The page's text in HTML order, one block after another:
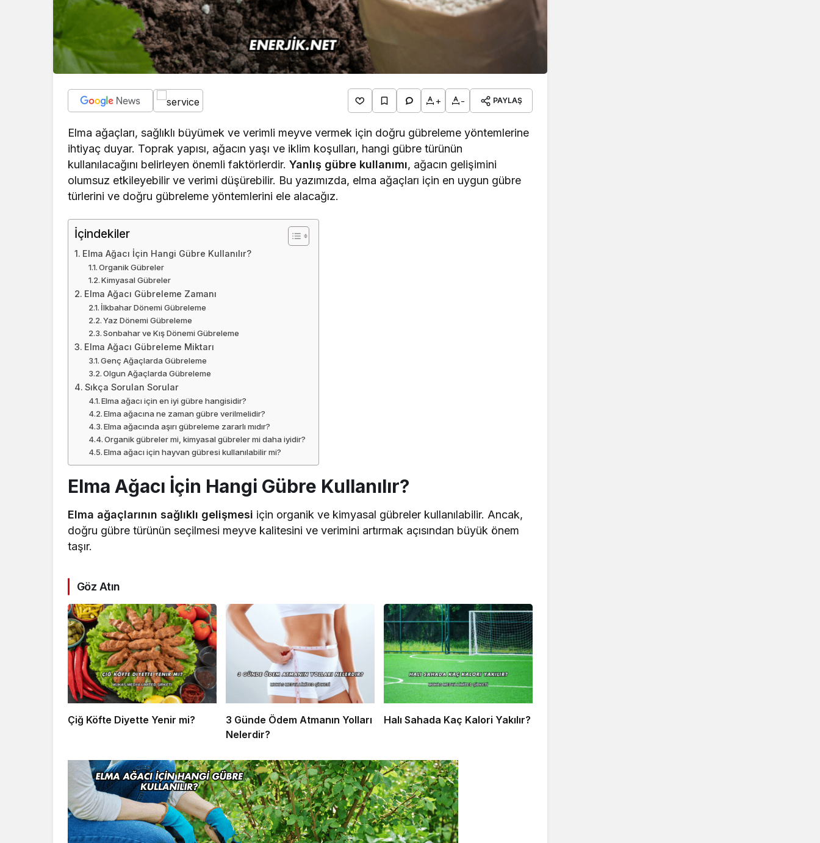
+ - PAYLAŞ
Elma ağaçları, sağlıklı büyümek ve verimli meyve vermek için doğru gübreleme yöntemlerine
ihtiyaç duyar. Toprak yapısı, ağacın yaşı ve iklim koşulları, hangi gübre türünün
kullanılacağını belirleyen önemli faktörlerdir.Yanlış gübre kullanımı, ağacın gelişimini
olumsuz etkileyebilir ve verimi düşürebilir. Bu yazımızda, elma ağaçları için en uygun gübre
türlerini ve doğru gübreleme yöntemlerini ele alacağız.
İçindekiler
Elma Ağacı İçin Hangi Gübre Kullanılır?
Organik Gübreler
Kimyasal Gübreler
Elma Ağacı Gübreleme Zamanı
İlkbahar Dönemi Gübreleme
Yaz Dönemi Gübreleme
Sonbahar ve Kış Dönemi Gübreleme
Elma Ağacı Gübreleme Miktarı
Genç Ağaçlarda Gübreleme
Olgun Ağaçlarda Gübreleme
Sıkça Sorulan Sorular
Elma ağacı için en iyi gübre hangisidir?
Elma ağacına ne zaman gübre verilmelidir?
Elma ağacında aşırı gübreleme zararlı mıdır?
Organik gübreler mi, kimyasal gübreler mi daha iyidir?
Elma ağacı için hayvan gübresi kullanılabilir mi?
Elma Ağacı İçin Hangi Gübre Kullanılır?
Elma ağaçlarının sağlıklı gelişmesi için organik ve kimyasal gübreler kullanılabilir. Ancak,
doğru gübre türünün seçilmesi meyve kalitesini ve verimini artırmak açısından büyük önem
taşır.
Göz Atın
Çiğ Köfte Diyette Yenir mi?
3 Günde Ödem Atmanın Yolları
Nelerdir?
Halı Sahada Kaç Kalori Yakılır?